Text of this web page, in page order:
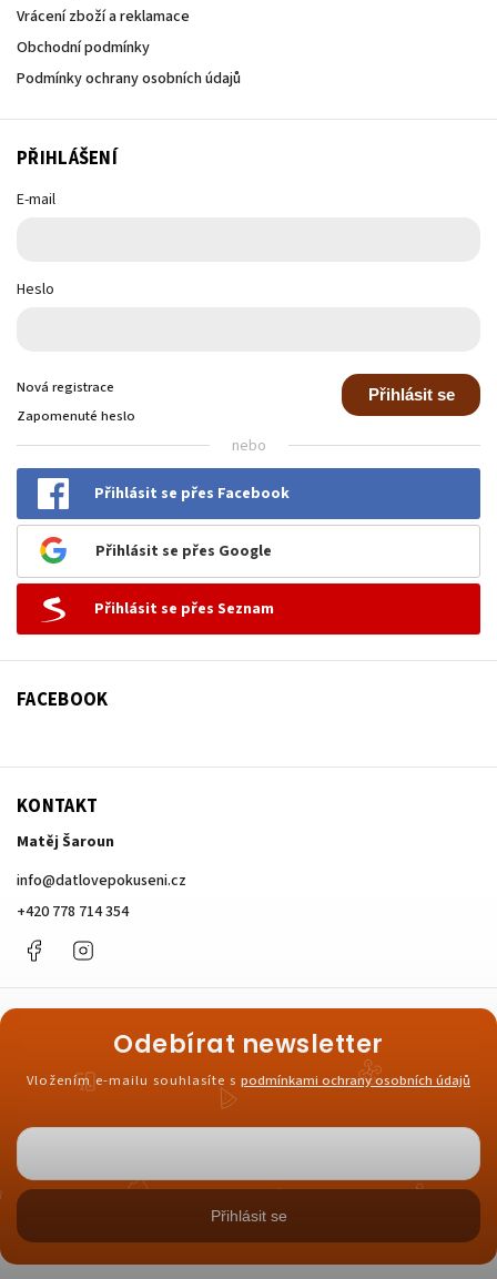
Vrácení zboží a reklamace
Obchodní podmínky
Podmínky ochrany osobních údajů
PŘIHLÁŠENÍ
E-mail
Heslo
Přihlásit se
Nová registrace
Zapomenuté heslo
nebo
Přihlásit se přes Facebook
Přihlásit se přes Google
Přihlásit se přes Seznam
FACEBOOK
KONTAKT
Matěj Šaroun
info@datlovepokuseni.cz
+420 778 714 354
Facebook
Odebírat newsletter
Vložením e-mailu souhlasíte s podmínkami ochrany osobních údajů
Přihlásit se